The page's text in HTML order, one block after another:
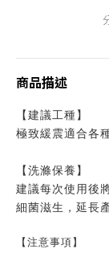
商品描述
【建議工種】
極致緩震適合各
【洗滌保養】
建議每次使用後
細菌滋生，延長
【注意事項】